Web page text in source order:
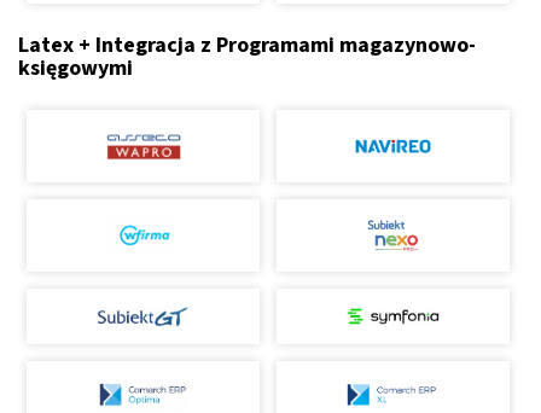
Latex + Integracja z Programami magazynowo-
księgowymi